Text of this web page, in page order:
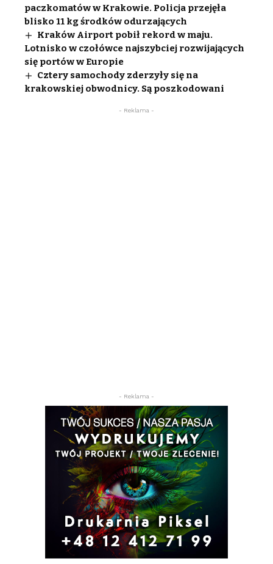
paczkomatów w Krakowie. Policja przejęła
blisko 11 kg środków odurzających
Kraków Airport pobił rekord w maju.
Lotnisko w czołówce najszybciej rozwijających
się portów w Europie
Cztery samochody zderzyły się na
krakowskiej obwodnicy. Są poszkodowani
- Reklama -
- Reklama -